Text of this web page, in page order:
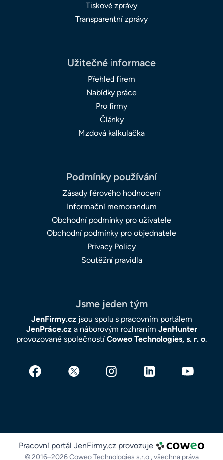
Tiskové zprávy
Transparentní zprávy
Užitečné informace
Přehled firem
Nabídky práce
Pro firmy
Články
Mzdová kalkulačka
Podmínky používání
Zásady férového hodnocení
Informační memorandum
Obchodní podmínky pro uživatele
Obchodní podmínky pro objednatele
Privacy Policy
Soutěžní pravidla
Jsme jeden tým
JenFirmy.czjsou spolu s pracovním portálem
JenPráce.cza náborovým rozhraním JenHunter
provozované společností Coweo Technologies, s. r. o.
Pracovní portál JenFirmy.cz provozuje
© 2016–2026 Coweo Technologies s.r.o.,všechna práva